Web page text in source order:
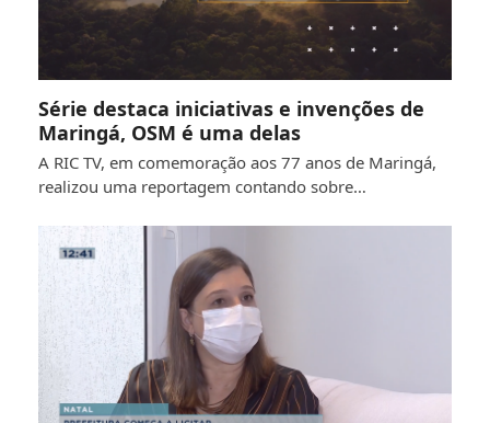
Série destaca iniciativas e invenções de
Maringá, OSM é uma delas
A RIC TV, em comemoração aos 77 anos de Maringá,
realizou uma reportagem contando sobre…